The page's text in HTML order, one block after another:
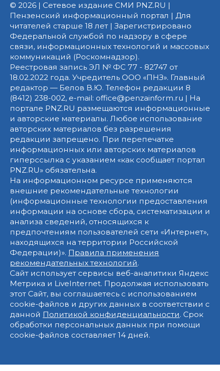
© 2026 | Сетевое издание СМИ PNZ.RU |
Пензенский информационный портал | Для
читателей старше 18 лет | Зарегистрировано
Федеральной службой по надзору в сфере
связи, информационных технологий и массовых
коммуникаций (Роскомнадзор).
Реестровая запись ЭЛ № ФС 77 - 82747 от
18.02.2022 года. Учредитель ООО «ПНЗ». Главный
редактор — Белов В.Ю. Телефон редакции 8
(8412) 238-002, e-mail: office@penzainform.ru | На
портале PNZ.RU размещаются информационные
и авторские материалы. Любое использование
авторских материалов без разрешения
редакции запрещено. При перепечатке
информационных или авторских материалов
гиперссылка с указанием «как сообщает портал
PNZ.RU» обязательна.
На информационном ресурсе применяются
внешние рекомендательные технологии
(информационные технологии предоставления
информации на основе сбора, систематизации и
анализа сведений, относящихся к
предпочтениям пользователей сети «Интернет»,
находящихся на территории Российской
Федерации)». Правила применения
рекомендательных технологий.
Сайт использует сервисы веб-аналитики Яндекс
Метрика и LiveInternet. Продолжая использовать
этот Сайт, вы соглашаетесь с использованием
cookie-файлов и других данных в соответствии с
данной Политикой конфиденциальности. Срок
обработки персональных данных при помощи
cookie-файлов составляет 14 дней.